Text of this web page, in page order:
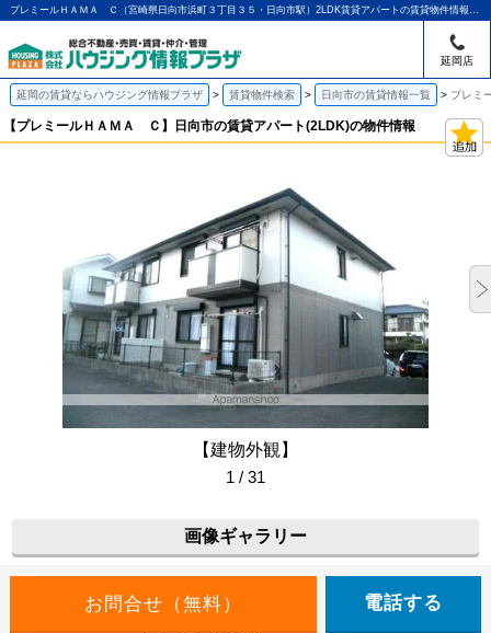
プレミールＨＡＭＡ Ｃ（宮崎県日向市浜町３丁目３５・日向市駅）2LDK賃貸アパートの賃貸物件情報｜アパマンショップ延岡店｜ハウジング情報プラザ
延岡店
延岡の賃貸ならハウジング情報プラザ 賃貸物件検索 日向市の賃貸情報一覧 プレミ
【プレミールＨＡＭＡ Ｃ】日向市の賃貸アパート(2LDK)の物件情報
【建物外観】
1 / 31
画像ギャラリー
電話する